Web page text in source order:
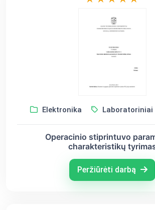
Elektronika Laboratoriniai
Operacinio stiprintuvo
charakteristikų
Peržiūrėti darbą